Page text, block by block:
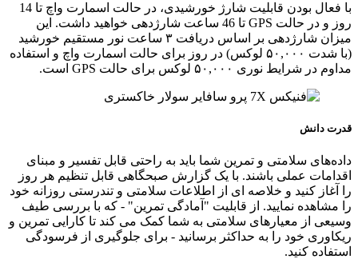
با فعال بودن قابلیت شارژ خورشیدی، در حالت اسمارت واچ تا 14
روز و در حالت GPS تا 46 ساعت شارژدهی خواهید داشت. این
میزان شارژدهی بر اساس دریافت ۳ ساعت نور مستقیم خورشید
(با شدت ۵۰,۰۰۰ لوکس) در روز برای حالت اسمارت واچ و استفاده
مداوم در شرایط نوری ۵۰,۰۰۰ لوکس برای حالت GPS است.
قدرت دانش
داده‌های سلامتی و تمرین شما باید به راحتی قابل تفسیر و مبنای
اقدامات عملی باشند. با یک گزارش صبحگاهی قابل تنظیم هر روز
را آغاز کنید و خلاصه‌ ای از اطلاعات سلامتی و تندرستی روزانه خود
را مشاهده نمایید. از قابلیت "آمادگی تمرین" - که با بررسی طیف
وسیعی از معیارهای سلامتی به شما کمک می‌ کند تا کارایی تمرین و
ریکاوری خود را به حداکثر برسانید - برای جلوگیری از فرسودگی
استفاده کنید.